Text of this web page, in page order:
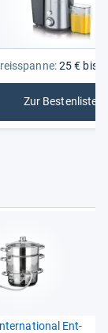
25 € bis
Zur Bestenliste
:
Ent­